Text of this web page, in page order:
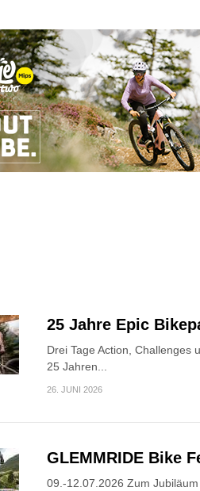
25 Jahre Epic
Drei Tage Action, Challenges
25 Jahren...
26. JUNI 2026
GLEMMRIDE Bike
09.-12.07.2026 Zum